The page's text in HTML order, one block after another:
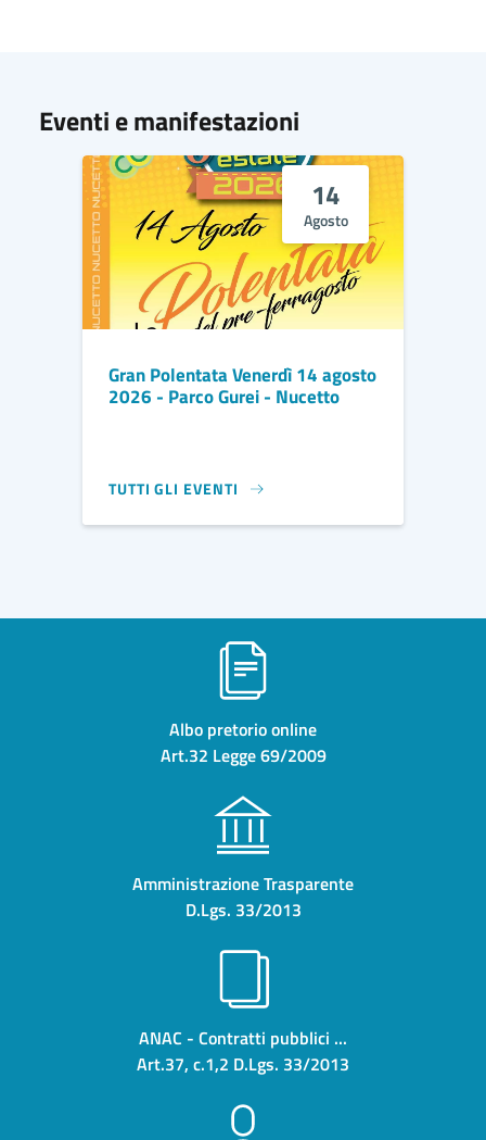
Eventi e manifestazioni
14
Agosto
Gran Polentata Venerdì 14 agosto
2026 - Parco Gurei - Nucetto
TUTTI GLI EVENTI
GRAN POLENTATA VENERDÌ 14 AGOSTO 2026 -
Albo pretorio online
Art.32 Legge 69/2009
Amministrazione Trasparente
D.Lgs. 33/2013
ANAC - Contratti pubblici ...
Art.37, c.1,2 D.Lgs. 33/2013